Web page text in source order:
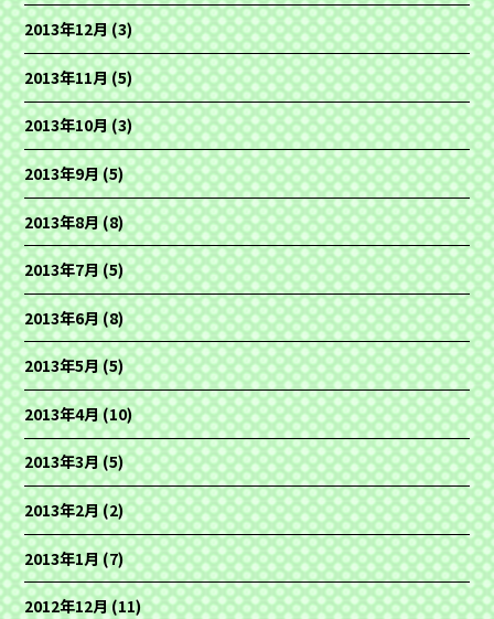
2013年12月(3)
2013年11月(5)
2013年10月(3)
2013年9月(5)
2013年8月(8)
2013年7月(5)
2013年6月(8)
2013年5月(5)
2013年4月(10)
2013年3月(5)
2013年2月(2)
2013年1月(7)
2012年12月(11)